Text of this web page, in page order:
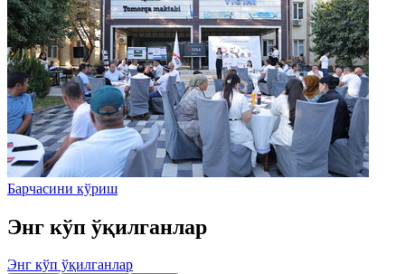
Барчасини кўриш
Энг кўп ўқилганлар
Энг кўп ўқилганлар